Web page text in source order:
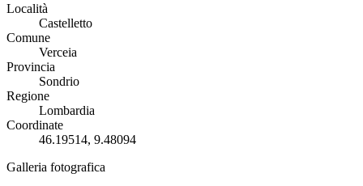
Località
Castelletto
Comune
Verceia
Provincia
Sondrio
Regione
Lombardia
Coordinate
46.19514, 9.48094
Galleria fotografica